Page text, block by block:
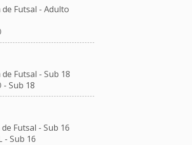
Futsal - Adulto
Futsal - Sub 18
- Sub 18
Futsal - Sub 16
- Sub 16